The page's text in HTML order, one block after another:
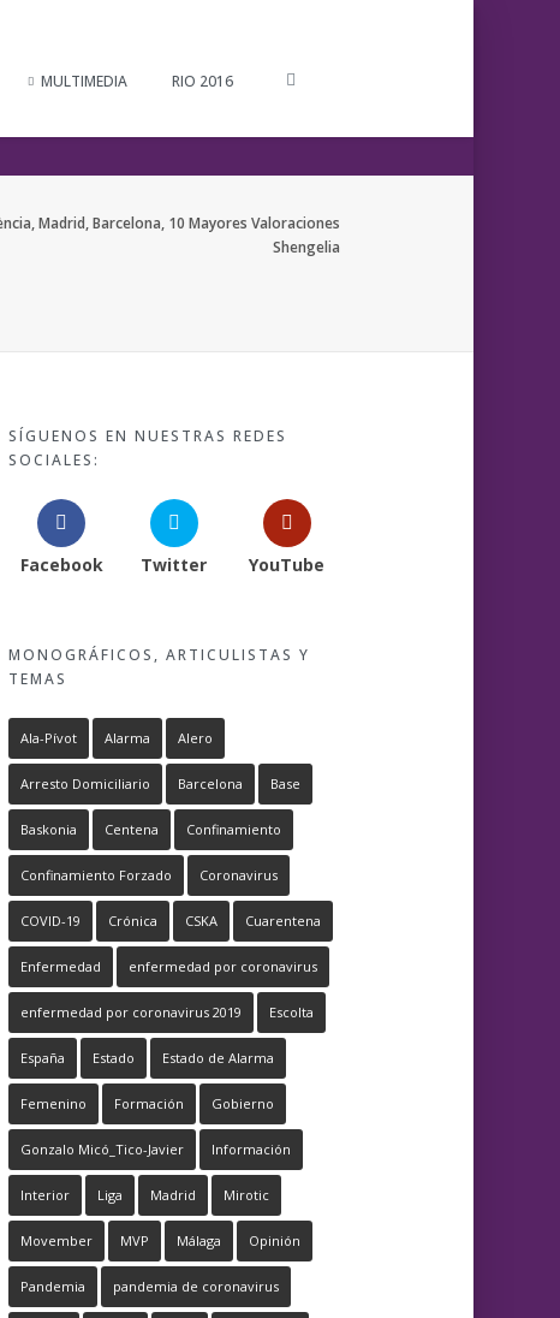
MULTIMEDIA RIO 2016
Madrid, Barcelona, 10 Mayores Valoraciones
Shengelia
SÍGUENOS EN NUESTRAS REDES
SOCIALES:
Facebook Twitter YouTube
MONOGRÁFICOS, ARTICULISTAS Y
TEMAS
Ala-Pívot Alarma Alero
Arresto Domiciliario Barcelona Base
Baskonia Centena Confinamiento
Confinamiento Forzado Coronavirus
COVID-19 Crónica CSKA Cuarentena
Enfermedad enfermedad por coronavirus
enfermedad por coronavirus 2019 Escolta
España Estado Estado de Alarma
Femenino Formación Gobierno
Gonzalo Micó_Tico-Javier Información
Interior Liga Madrid Mirotic
Movember MVP Málaga Opinión
Pandemia pandemia de coronavirus